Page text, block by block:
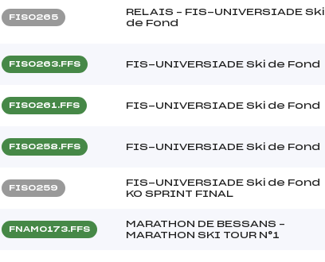
FIS0265
RELAIS – FIS-UNIVERSIADE Ski
de Fond
FIS0263.FFS FIS-UNIVERSIADE Ski de Fond
FIS0261.FFS FIS-UNIVERSIADE Ski de Fond
FIS0258.FFS FIS-UNIVERSIADE Ski de Fond
FIS0259
FIS-UNIVERSIADE Ski de Fond
KO SPRINT FINAL
FNAM0173.FFS
MARATHON DE BESSANS –
MARATHON SKI TOUR N°1